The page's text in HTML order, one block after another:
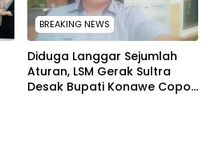
BREAKING NEWS
Diduga Langgar Sejumlah
Aturan, LSM Gerak Sultra
Desak Bupati Konawe Copot